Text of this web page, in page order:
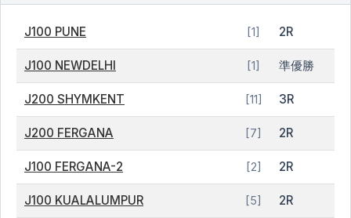
J100 PUNE [1] 2R
J100 NEWDELHI [1] 準優勝
J200 SHYMKENT [11] 3R
J200 FERGANA [7] 2R
J100 FERGANA-2 [2] 2R
J100 KUALALUMPUR [5] 2R